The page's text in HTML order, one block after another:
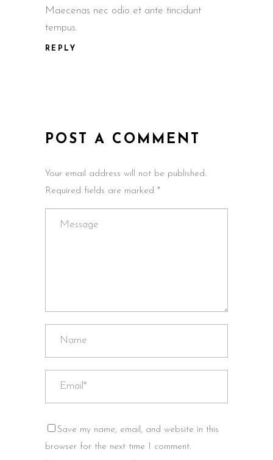
Maecenas nec odio et ante tincidunt
tempus.
REPLY
POST A COMMENT
Your email address will not be published.
Required fields are marked *
Save my name, email, and website in this
browser for the next time I comment.